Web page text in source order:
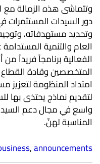
وتتماشى هذه الزمالة مع
دور السيدات المستثمرات
وتحديد مستهدفاته،
العام والتنمية
الفعالية برنامجاً فريداً
المتخصصين وقادة القطاع
امتداد المنظومة لتعزيز
لتقديم نماذج يحتذى بها
واسع في مجال دعم
المناسبة لهنّ.
,business,announcements